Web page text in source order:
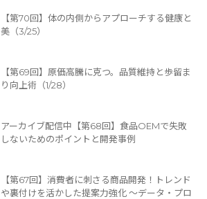
【第70回】体の内側からアプローチする健康と
美（3/25）
【第69回】原価高騰に克つ。品質維持と歩留ま
り向上術（1/28）
アーカイブ配信中【第68回】食品OEMで失敗
しないためのポイントと開発事例
【第67回】消費者に刺さる商品開発！トレンド
や裏付けを活かした提案力強化 ～データ・プロ